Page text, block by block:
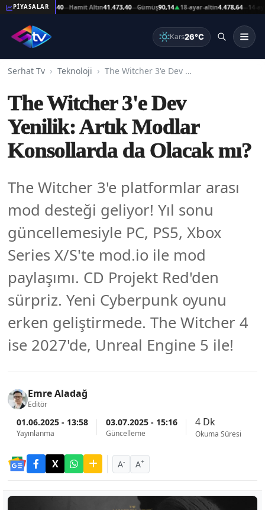
PİYASALAR
Altın41.473,40 Hamit Altın41.473,40—Gümüş90,14▲18-ayar-altin4.478,64—14-ayar-
Kars26°C
Serhat Tv Teknoloji The Witcher 3'e Dev Yenilik: Artık Modlar Konsollarda da Olacak mı?
The Witcher 3'e Dev
Yenilik: Artık Modlar
Konsollarda da Olacak mı?
The Witcher 3'e platformlar arası
mod desteği geliyor! Yıl sonu
güncellemesiyle PC, PS5, Xbox
Series X/S'te mod.io ile mod
paylaşımı. CD Projekt Red'den
sürpriz. Yeni Cyberpunk oyunu
erken geliştirmede. The Witcher 4
ise 2027'de, Unreal Engine 5 ile!
Emre Aladağ
Editör
01.06.2025 - 13:58
Yayınlanma
03.07.2025 - 15:16
Güncelleme
4 Dk
Okuma Süresi
A- A+